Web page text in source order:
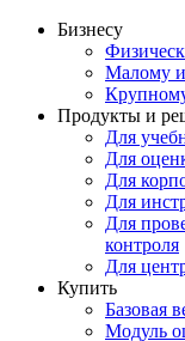
Бизнесу
Малому
Продукты и
Для
Для
Для
Для
Для
контроля
Для
Купить
Базовая
Модуль